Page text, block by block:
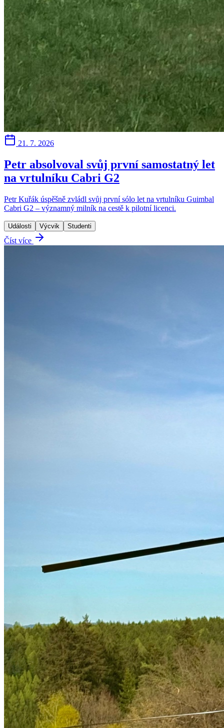
21. 7. 2026
Petr absolvoval svůj první samostatný let
na vrtulníku Cabri G2
Petr Kuřák úspěšně zvládl svůj první sólo let na vrtulníku Guimbal
Cabri G2 – významný milník na cestě k pilotní licenci.
Události Výcvik Studenti
Číst více